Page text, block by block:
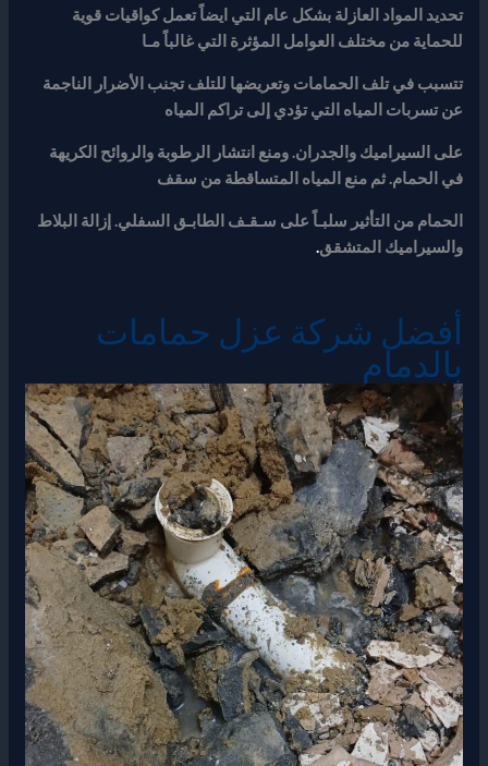
تحديد المواد العازلة بشكل عام التي ايضاً تعمل كواقيات قوية
للحماية من مختلف العوامل المؤثرة التي غالباً مـا
تتسبب في تلف الحمامات وتعريضها للتلف تجنب الأضرار الناجمة
عن تسربات المياه التي تؤدي إلى تراكم المياه
على السيراميك والجدران. ومنع انتشار الرطوبة والروائح الكريهة
في الحمام. ثم منع المياه المتساقطة من سقف
الحمام من التأثير سلبـاً على سـقـف الطابـق السفلي. إزالة البلاط
والسيراميك المتشقق.
أفضل شركة عزل حمامات
بالدمام